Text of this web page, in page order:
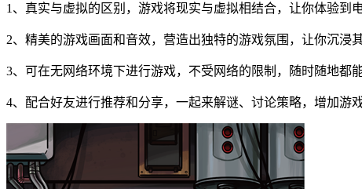
1、真实与虚拟的区别，游戏将现实与虚拟相结合，让你体验到
2、精美的游戏画面和音效，营造出独特的游戏氛围，让你沉浸
3、可在无网络环境下进行游戏，不受网络的限制，随时随地都
4、配合好友进行推荐和分享，一起来解谜、讨论策略，增加游